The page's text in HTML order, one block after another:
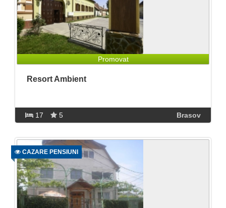
Promovat
Resort Ambient
17 5 Brasov
CAZARE PENSIUNI